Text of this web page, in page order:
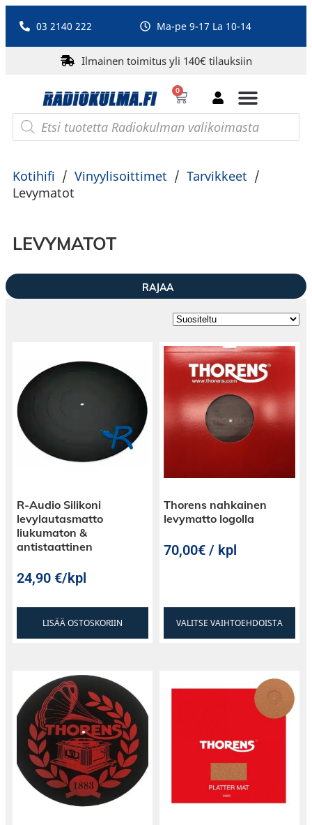
03 2140 222 Ma-pe 9-17 La 10-14
Ilmainen toimitus yli 140€ tilauksiin
0
Kotihifi / Vinyylisoittimet / Tarvikkeet /
Levymatot
LEVYMATOT
RAJAA
R-Audio Silikoni
levylautasmatto
liukumaton &
antistaattinen
24,90€/kpl
LISÄÄ OSTOSKORIIN
Thorens nahkainen
levymatto logolla
70,00€ / kpl
VALITSE VAIHTOEHDOISTA